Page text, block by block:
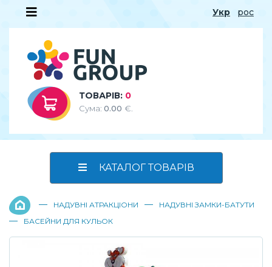
Укр рос
ТОВАРІВ: 0
Сума: 0.00 €.
КАТАЛОГ ТОВАРІВ
— НАДУВНІ АТРАКЦІОНИ — НАДУВНІ ЗАМКИ-БАТУТИ
— БАСЕЙНИ ДЛЯ КУЛЬОК